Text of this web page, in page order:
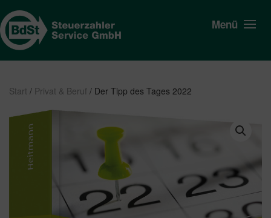
Menü
Start / Privat & Beruf / Der Tipp des Tages 2022